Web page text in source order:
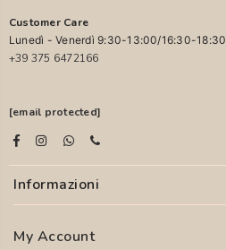
Customer Care
Lunedì - Venerdì 9:30-13:00/16:30-18:30
+39 375 6472166
[email protected]
Informazioni
My Account